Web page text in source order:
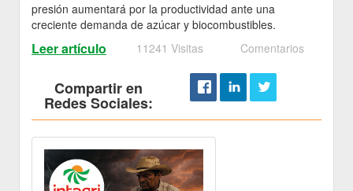
presión aumentará por la productividad ante una
creciente demanda de azúcar y biocombustibles.
Leer artículo 11241 Visitas Comentarios
Compartir en
Redes Sociales: